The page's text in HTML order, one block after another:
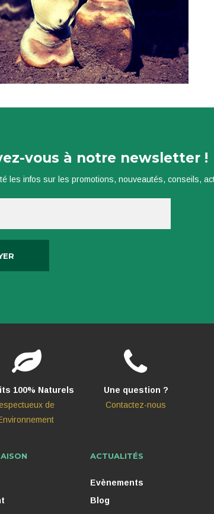
vous à notre newsletter !
les infos sur les promotions, nouveautés, conseils,
100% Naturels
de
Une question ?
Contactez-nous
ACTUALITÉS
Evènements
Blog